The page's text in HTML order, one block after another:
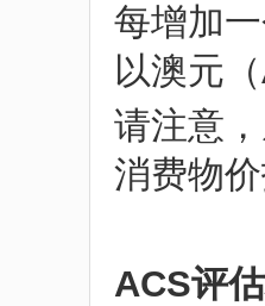
每增加
以澳元
请注意
消费物
ACS评